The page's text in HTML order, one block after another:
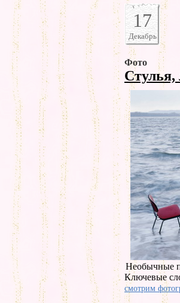
17
Декабрь
Фото
Необычные
Ключевые
смотрим